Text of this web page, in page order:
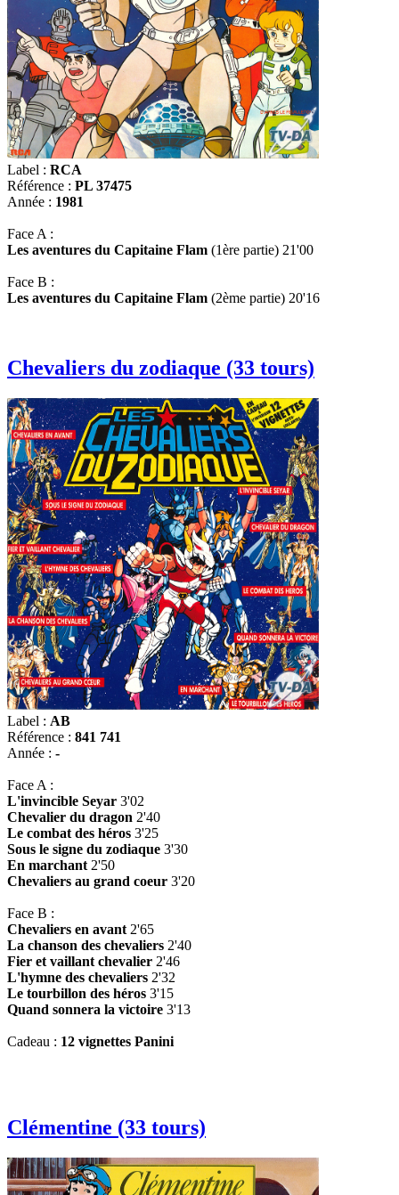
Label : RCA
Référence : PL 37475
Année : 1981
Face A :
Les aventures du Capitaine Flam (1ère partie) 21'00
Face B :
Les aventures du Capitaine Flam (2ème partie) 20'16
Chevaliers du zodiaque (33 tours)
Label : AB
Référence : 841 741
Année : -
Face A :
L'invincible Seyar 3'02
Chevalier du dragon 2'40
Le combat des héros 3'25
Sous le signe du zodiaque 3'30
En marchant 2'50
Chevaliers au grand coeur 3'20
Face B :
Chevaliers en avant 2'65
La chanson des chevaliers 2'40
Fier et vaillant chevalier 2'46
L'hymne des chevaliers 2'32
Le tourbillon des héros 3'15
Quand sonnera la victoire 3'13
Cadeau : 12 vignettes Panini
Clémentine (33 tours)